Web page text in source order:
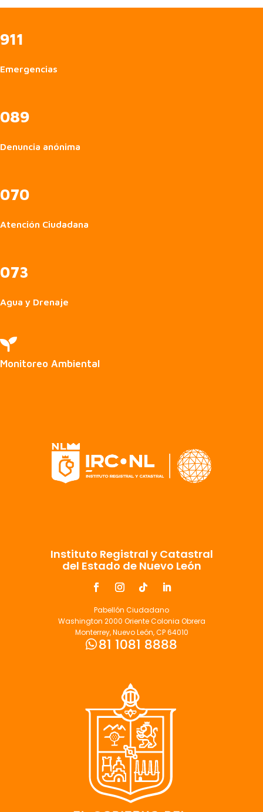
911
Emergencias
089
Denuncia anónima
070
Atención Ciudadana
073
Agua y Drenaje

Monitoreo Ambiental
Instituto Registral y Catastral
del Estado de Nuevo León
Pabellón Ciudadano
Washington 2000 Oriente Colonia Obrera
Monterrey, Nuevo León, CP 64010
81 1081 8888